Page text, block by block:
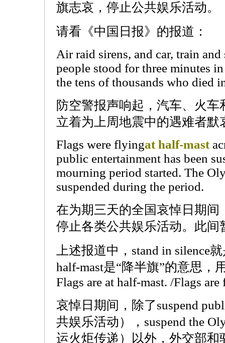
旗志哀，停止公共娱乐活动。
请看《中国日报》的报道：
Air raid sirens, and car, train
people stood for three minutes
the tens of thousands who died
防空警报声响起，汽车、火
立着为上周地震中的遇难者默
Flags were flyingat half-mast
public entertainment has been
mourning period started. The
suspended during the period.
在为期三天的全国哀悼日期
停止各类公共娱乐活动。此间
上述报道中，stand in silence
half-mast是“降半旗”的意思，
Flags are at half-mast. /Flags
哀悼日期间，除了suspend
共娱乐活动），suspend the
运火炬传递）以外，外交部和